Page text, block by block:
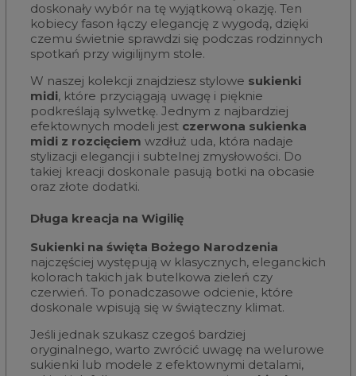
doskonały wybór na tę wyjątkową okazję. Ten
kobiecy fason łączy elegancję z wygodą, dzięki
czemu świetnie sprawdzi się podczas rodzinnych
spotkań przy wigilijnym stole.
W naszej kolekcji znajdziesz stylowe sukienki
midi, które przyciągają uwagę i pięknie
podkreślają sylwetkę. Jednym z najbardziej
efektownych modeli jest czerwona sukienka
midi z rozcięciem wzdłuż uda, która nadaje
stylizacji elegancji i subtelnej zmysłowości. Do
takiej kreacji doskonale pasują botki na obcasie
oraz złote dodatki.
Długa kreacja na Wigilię
Sukienki na święta Bożego Narodzenia
najczęściej występują w klasycznych, eleganckich
kolorach takich jak butelkowa zieleń czy
czerwień. To ponadczasowe odcienie, które
doskonale wpisują się w świąteczny klimat.
Jeśli jednak szukasz czegoś bardziej
oryginalnego, warto zwrócić uwagę na welurowe
sukienki lub modele z efektownymi detalami,